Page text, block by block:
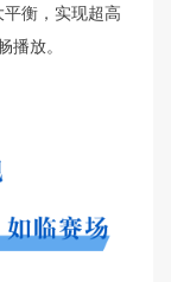
衡，实现超高
播放。